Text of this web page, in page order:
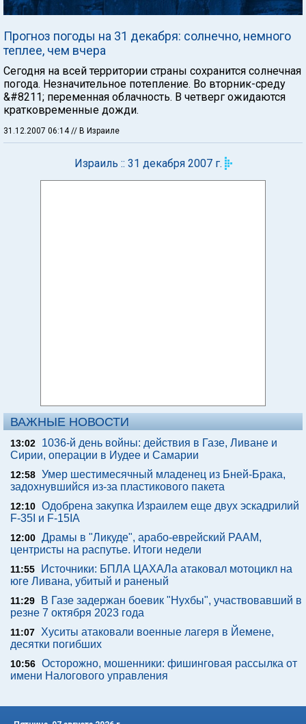
Прогноз погоды на 31 декабря: солнечно, немного
теплее, чем вчера
Сегодня на всей территории страны сохранится солнечная
погода. Незначительное потепление. Во вторник-среду
&#8211; переменная облачность. В четверг ожидаются
кратковременные дожди.
31.12.2007 06:14 // В Израиле
Израиль :: 31 декабря 2007 г.
ВАЖНЫЕ НОВОСТИ
13:02
1036-й день войны: действия в Газе, Ливане и
Сирии, операции в Иудее и Самарии
12:58 Умер шестимесячный младенец из Бней-Брака,
задохнувшийся из-за пластикового пакета
12:10 Одобрена закупка Израилем еще двух эскадрилий
F-35I и F-15IA
12:00 Драмы в "Ликуде", арабо-еврейский РААМ,
центристы на распутье. Итоги недели
11:55
Источники: БПЛА ЦАХАЛа атаковал мотоцикл на
юге Ливана, убитый и раненый
11:29
В Газе задержан боевик "Нухбы", участвовавший в
резне 7 октября 2023 года
11:07
Хуситы атаковали военные лагеря в Йемене,
десятки погибших
10:56 Осторожно, мошенники: фишинговая рассылка от
имени Налогового управления